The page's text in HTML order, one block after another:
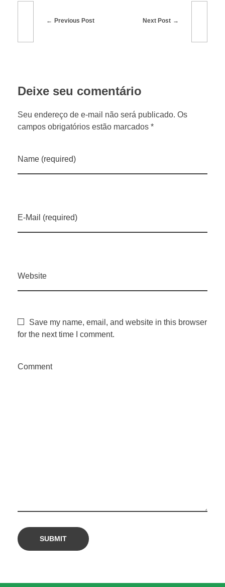
Previous Post Next Post
Deixe seu comentário
Seu endereço de e-mail não será publicado. Os
campos obrigatórios estão marcados *
Name (required)
E-Mail (required)
Website
Save my name, email, and website in this browser
for the next time I comment.
Comment